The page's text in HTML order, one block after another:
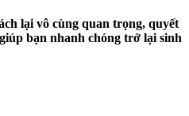
lại vô cùng quan trọng, quyết
bạn nhanh chóng trở lại sinh